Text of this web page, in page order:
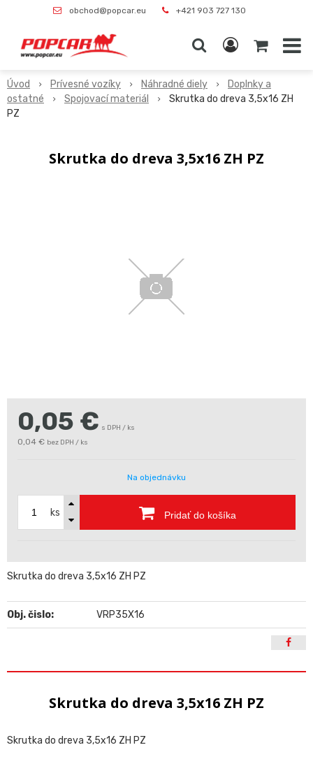
obchod@popcar.eu +421 903 727 130
Úvod Prívesné vozíky Náhradné diely
Doplnky a
ostatné
Spojovací materiál
Skrutka do dreva 3,5x16 ZH
PZ
Skrutka do dreva 3,5x16 ZH PZ
0,05 € s DPH / ks
0,04 € bez DPH / ks
Na objednávku
ks Pridať do košíka
Skrutka do dreva 3,5x16 ZH PZ
Obj. čislo: VRP35X16
Skrutka do dreva 3,5x16 ZH PZ
Skrutka do dreva 3,5x16 ZH PZ